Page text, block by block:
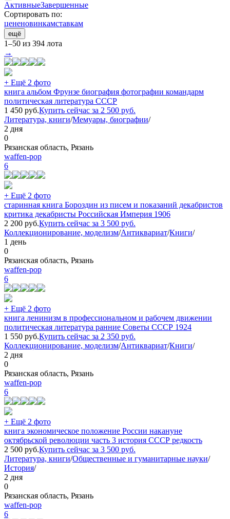
АктивныеЗавершенные
Сортировать по:
цененовинкамставкам
ещё
1–50 из 394 лота
→
+ Ещё 2 фото
книга альбом Фрунзе биография фотографии командарм
политическая литература СССР
1 450 руб.Купить сейчас за 2 500 руб.
Литература, книги/Мемуары, биографии/
2 дня
0
Рязанская область, Рязань
waffen-pop
6
+ Ещё 2 фото
старинная книга Бороздин из писем и показаний декабристов
критика декабристы Российская Империя 1906
2 200 руб.Купить сейчас за 3 500 руб.
Коллекционирование, моделизм/Антиквариат/Книги/
1 день
0
Рязанская область, Рязань
waffen-pop
6
+ Ещё 2 фото
книга ленинизм в профессиональном и рабочем движении
политическая литература ранние Советы СССР 1924
1 550 руб.Купить сейчас за 2 350 руб.
Коллекционирование, моделизм/Антиквариат/Книги/
2 дня
0
Рязанская область, Рязань
waffen-pop
6
+ Ещё 2 фото
книга экономическое положение России накануне
октябрьской революции часть 3 история СССР редкость
2 500 руб.Купить сейчас за 3 500 руб.
Литература, книги/Общественные и гуманитарные науки/
История/
2 дня
0
Рязанская область, Рязань
waffen-pop
6